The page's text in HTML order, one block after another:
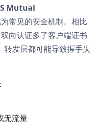
Mutual
常见的安全机制。相比
向认证多了客户端证书
转发层都可能导致握手失
无流量